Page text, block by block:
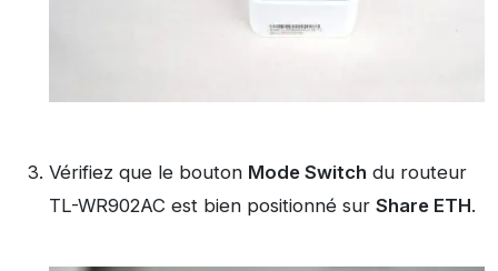
Vérifiez que le bouton Mode Switch du routeur
TL-WR902AC est bien positionné sur Share ETH.